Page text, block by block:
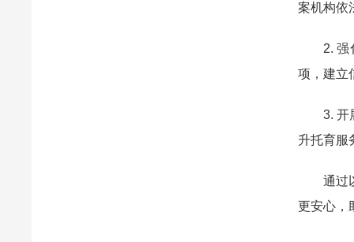
案机构依
2. 强
项，建立
3. 开
升托育服
通过
更安心，